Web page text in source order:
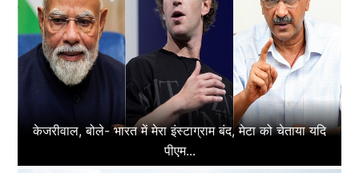
केजरीवाल, बोले- भारत में मेरा इंस्टाग्राम बंद, मेटा को चेताया यदि
पीएम...